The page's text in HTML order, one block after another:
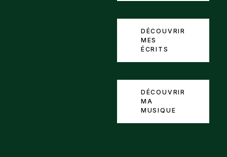
DÉCOUVRIR
MES
ÉCRITS
DÉCOUVRIR
MA
MUSIQUE